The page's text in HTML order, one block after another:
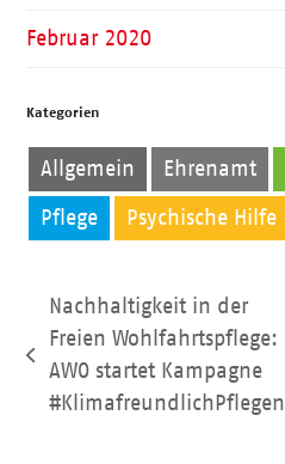
Februar 2020
Kategorien
Allgemein Ehrenamt
Pflege Psychische Hilfe
vorheriger
Beitrag:
Nachhaltigkeit in der
Freien Wohlfahrtspflege:
AWO startet Kampagne
#KlimafreundlichPflegen